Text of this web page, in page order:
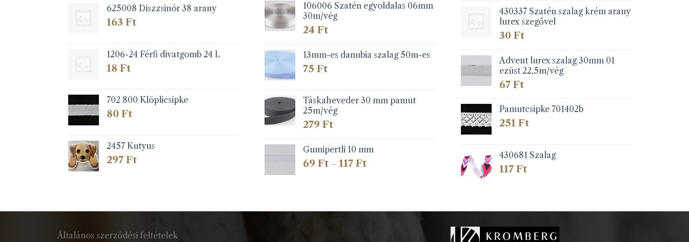
625008 Diszzsinór 38 arany
163 Ft
1206-24 Férfi divatgomb 24 L
18 Ft
702 800 Klöplicsipke
80 Ft
2457 Kutyus
297 Ft
106006 Szatén egyoldalas 06mm
30m/vég
24Ft
13mm-es danubia szalag 50m-es
75Ft
Táskaheveder 30 mm pamut
25m/vég
279Ft
Gumipertli 10 mm
69Ft – 117FtÁrtartomány:
430337 Szatén szalag krém arany
lurex szegővel
30Ft
Advent lurex szalag 30mm 01
ezüst 22,5m/vég
67Ft
Pamutcsipke 701402b
251Ft
430681 Szalag
117Ft
Általános szerződési feltételek